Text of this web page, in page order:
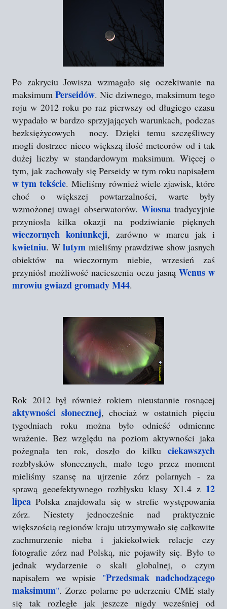
Po zakryciu Jowisza wzmagało się oczekiwanie na
maksimum Perseidów. Nic dziwnego, maksimum tego
roju w 2012 roku po raz pierwszy od długiego czasu
wypadało w bardzo sprzyjających warunkach, podczas
bezksiężycowych nocy. Dzięki temu szczęśliwcy
mogli dostrzec nieco większą ilość meteorów od i tak
dużej liczby w standardowym maksimum. Więcej o
tym, jak zachowały się Perseidy w tym roku napisałem
w tym tekście. Mieliśmy również wiele zjawisk, które
choć o większej powtarzalności, warte były
wzmożonej uwagi obserwatorów. Wiosnatradycyjnie
przyniosła kilka okazji na podziwianie pięknych
wieczornych koniunkcji, zarówno w marcu jak i
kwietniu. W lutym mieliśmy prawdziwe show jasnych
obiektów na wieczornym niebie, wrzesień zaś
przyniósł możliwość nacieszenia oczu jasną Wenus w
mrowiu gwiazd gromady M44.
Rok 2012 był również rokiem nieustannie rosnącej
aktywności słonecznej, chociaż w ostatnich pięciu
tygodniach roku można było odnieść odmienne
wrażenie. Bez względu na poziom aktywności jaka
pożegnała ten rok, doszło do kilku ciekawszych
rozbłysków słonecznych, mało tego przez moment
mieliśmy szansę na ujrzenie zórz polarnych - za
sprawą geoefektywnego rozbłysku klasy X1.4 z 12
lipca Polska znajdowała się w strefie występowania
zórz. Niestety jednocześnie nad praktycznie
większością regionów kraju utrzymywało się całkowite
zachmurzenie nieba i jakiekolwiek relacje czy
fotografie zórz nad Polską, nie pojawiły się. Było to
jednak wydarzenie o skali globalnej, o czym
napisałem we wpisie "Przedsmak nadchodzącego
maksimum". Zorze polarne po uderzeniu CME stały
się tak rozległe jak jeszcze nigdy wcześniej od